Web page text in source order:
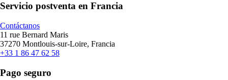
Servicio postventa en Francia
Contáctanos
11 rue Bernard Maris
37270 Montlouis-sur-Loire, Francia
+33 1 86 47 62 58
Pago seguro